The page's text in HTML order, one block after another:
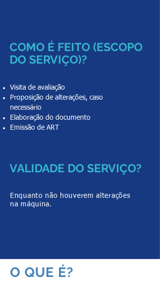
COMO É FEITO (ESCOPO
DO SERVIÇO)?
Visita de avaliação
Proposição de alterações, caso
necessário
Elaboração do documento
Emissão de ART
VALIDADE DO SERVIÇO?
Enquanto não houverem alterações
na máquina.
O QUE É?